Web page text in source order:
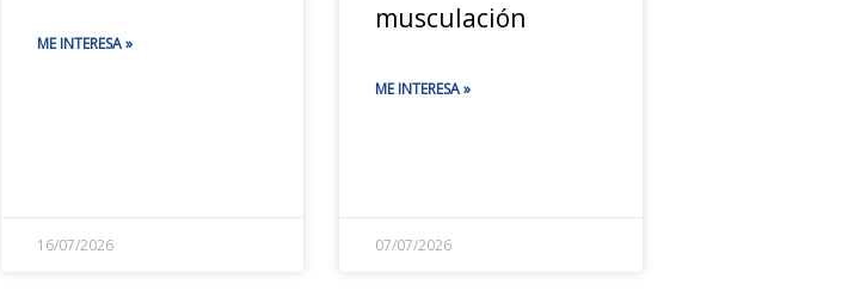
ME INTERESA »
16/07/2026
musculación
ME INTERESA »
07/07/2026